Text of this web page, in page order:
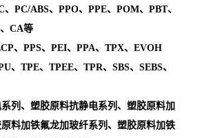
PC/ABS、PPO、PPE、POM、PBT、
CA等
、PPS、PEI、PPA、TPX、EVOH
、TPE、TPEE、TPR、SBS、SEBS、
列、塑胶原料抗静电系列、塑胶原料加
料加铁氟龙加玻纤系列、塑胶原料加铁